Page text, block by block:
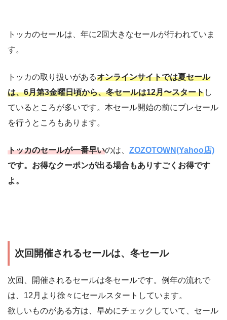
トッカのセールは、年に2回大きなセールが行われていま
す。
トッカの取り扱いがあるオンラインサイトでは夏セール
は、6月第3金曜日頃から、冬セールは12月〜スタートし
ているところが多いです。本セール開始の前にプレセール
を行うところもあります。
トッカのセールが一番早いのは、 ZOZOTOWN(Yahoo店)
です。お得なクーポンが出る場合もありすごくお得です
よ。
次回開催されるセールは、冬セール
次回、開催されるセールは冬セールです。例年の流れで
は、12月より徐々にセールスタートしています。
欲しいものがある方は、早めにチェックしていて、セール